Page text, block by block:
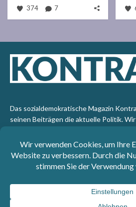
374 7
Das sozialdemokratische Magazin
seinen Beiträgen die aktuelle Politik.
emanzipatorischen Standpunkt aus.
sozialen Gerechtigkeit auf die Welt.
: SPÖ-Klub - 1017 Wien -
3393 - e-mail: redaktion@kontrast.at -